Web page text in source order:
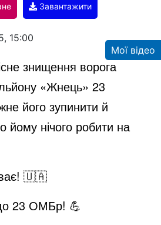
a
y
V
d
Завантажити
15:00
знищення ворога
«Жнець» 23
його зупинити й
йому нічого робити на
🇺🇦
23 ОМБр! 💪
Мої відео